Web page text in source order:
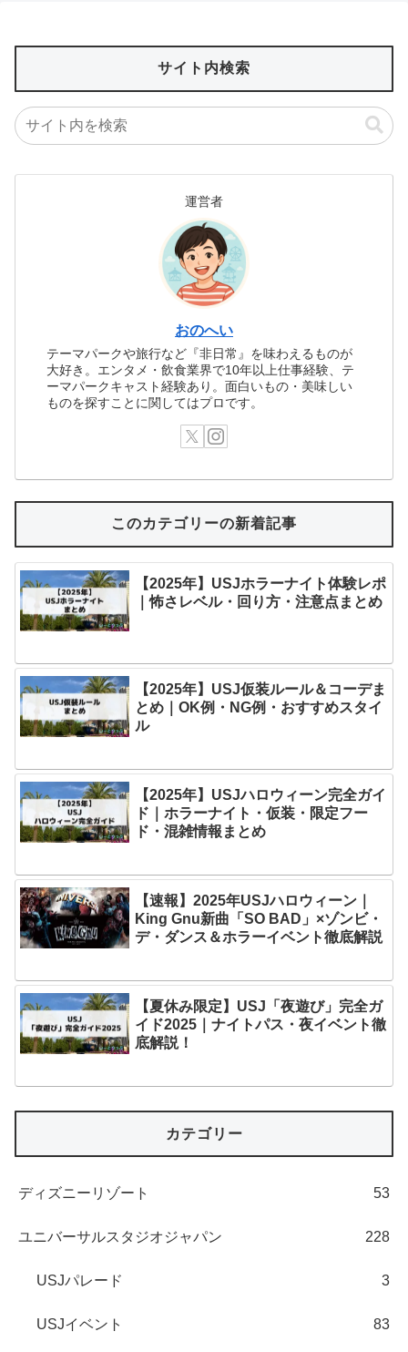
サイト内検索
運営者
おのへい
テーマパークや旅行など『非日常』を味わえるものが
大好き。エンタメ・飲食業界で10年以上仕事経験、テ
ーマパークキャスト経験あり。面白いもの・美味しい
ものを探すことに関してはプロです。
このカテゴリーの新着記事
【2025年】USJホラーナイト体験レポ
｜怖さレベル・回り方・注意点まとめ
【2025年】USJ仮装ルール＆コーデま
とめ｜OK例・NG例・おすすめスタイ
ル
【2025年】USJハロウィーン完全ガイ
ド｜ホラーナイト・仮装・限定フー
ド・混雑情報まとめ
【速報】2025年USJハロウィーン｜
King Gnu新曲「SO BAD」×ゾンビ・
デ・ダンス＆ホラーイベント徹底解説
【夏休み限定】USJ「夜遊び」完全ガ
イド2025｜ナイトパス・夜イベント徹
底解説！
カテゴリー
ディズニーリゾート 53
ユニバーサルスタジオジャパン 228
USJパレード 3
USJイベント 83